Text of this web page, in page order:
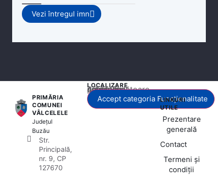
Vezi întregul imn
PRIMĂRIA
COMUNEI
VÂLCELELE
Județul
Buzău
Str.
Principală,
nr. 9, CP
127670
LOCALIZARE
Acest conținut este blocat până când acceptați categoria corespunzătoare de cookie-uri.
Accept categoria Funcționalitate
LINKURI
UTILE
Prezentare
generală
Contact
Termeni și
condiții